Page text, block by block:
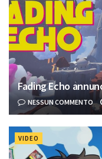
Fading Echo
NESSUN COMMENTO
VIDEO